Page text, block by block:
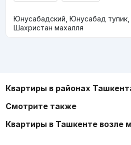
Юнусабадский, Юнусабад
Шахристан махалля
Квартиры в районах
Смотрите также
Квартиры в Ташкенте возле